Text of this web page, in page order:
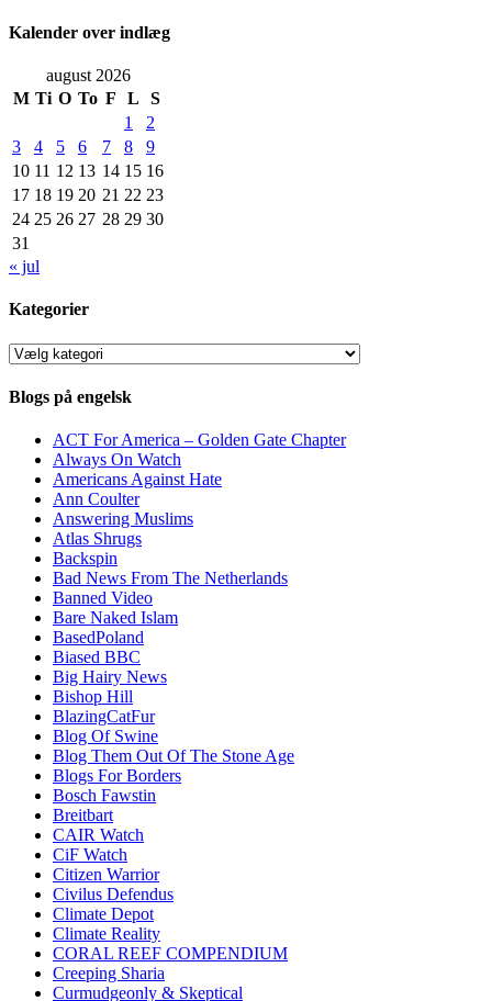
Kalender over indlæg
august 2026
M Ti O To F L
S
1
2
3
4 5 6 7 8
9
10 11 12 13 14 15 16
17 18 19 20 21 22 23
24 25 26 27 28 29 30
31
« jul
Kategorier
Kategorier
Blogs på engelsk
ACT For America – Golden Gate Chapter
Always On Watch
Americans Against Hate
Ann Coulter
Answering Muslims
Atlas Shrugs
Backspin
Bad News From The Netherlands
Banned Video
Bare Naked Islam
BasedPoland
Biased BBC
Big Hairy News
Bishop Hill
BlazingCatFur
Blog Of Swine
Blog Them Out Of The Stone Age
Blogs For Borders
Bosch Fawstin
Breitbart
CAIR Watch
CiF Watch
Citizen Warrior
Civilus Defendus
Climate Depot
Climate Reality
CORAL REEF COMPENDIUM
Creeping Sharia
Curmudgeonly & Skeptical